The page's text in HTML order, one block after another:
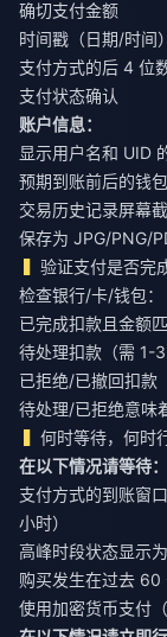
确切支付金额
时间戳（日期/时间）
支付方式的后 4 位
支付状态确认
账户信息：
显示用户名和 UID
预期到账前后的钱
交易历史记录屏幕
保存为 JPG/PNG/
验证支付是否完
检查银行/卡/钱包：
已完成扣款且金额
待处理扣款（需 1-3
已拒绝/已撤回扣款
待处理/已拒绝意味
何时等待，何时
在以下情况请等待：
支付方式的到账窗
小时）
高峰时段状态显示为
购买发生在过去 60
使用加密货币支付